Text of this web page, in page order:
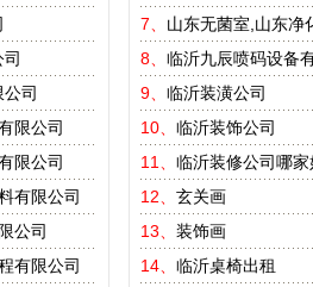
司
限公司
限公司
有限公司
公司
有限公司
7、 山东无菌室,山东净
8、 临沂九辰喷码设备
9、 临沂装潢公司
10、 临沂装饰公司
11、 临沂装修公司哪家
12、 玄关画
13、 装饰画
14、 临沂桌椅出租